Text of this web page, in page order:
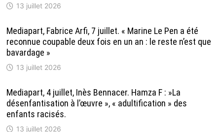
13 juillet 2026
Mediapart, Fabrice Arfi, 7 juillet. « Marine Le Pen a été
reconnue coupable deux fois en un an : le reste n’est que
bavardage »
13 juillet 2026
Mediapart, 4 juillet, Inès Bennacer. Hamza F : »La
désenfantisation à l’œuvre », « adultification » des
enfants racisés.
13 juillet 2026